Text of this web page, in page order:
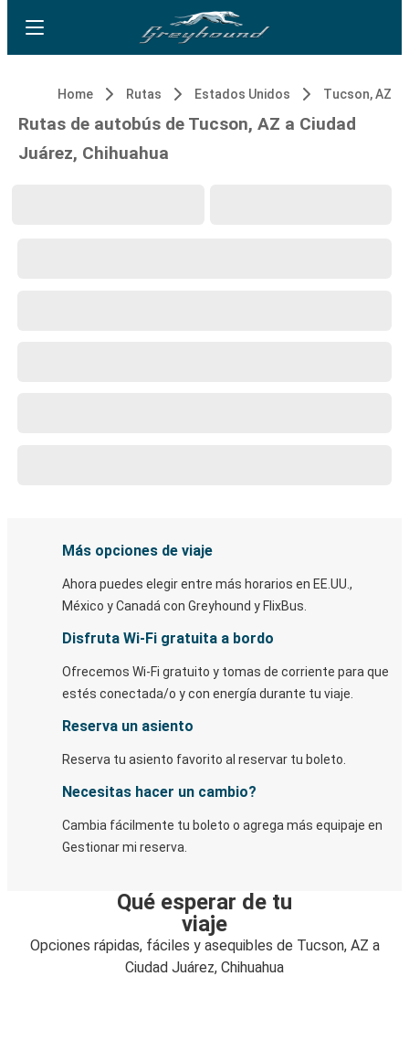
Home Rutas Estados Unidos Tucson, AZ
Rutas de autobús de Tucson, AZ a Ciudad
Juárez, Chihuahua
Más opciones de viaje
Ahora puedes elegir entre más horarios en EE.UU.,
México y Canadá con Greyhound y FlixBus.
Disfruta Wi-Fi gratuita a bordo
Ofrecemos Wi-Fi gratuito y tomas de corriente para que
estés conectada/o y con energía durante tu viaje.
Reserva un asiento
Reserva tu asiento favorito al reservar tu boleto.
Necesitas hacer un cambio?
Cambia fácilmente tu boleto o agrega más equipaje en
Gestionar mi reserva.
Qué esperar de tu
viaje
Opciones rápidas, fáciles y asequibles de Tucson, AZ a
Ciudad Juárez, Chihuahua